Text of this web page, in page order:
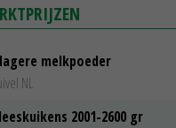
melkpoeder
NL
2001-2600 gr